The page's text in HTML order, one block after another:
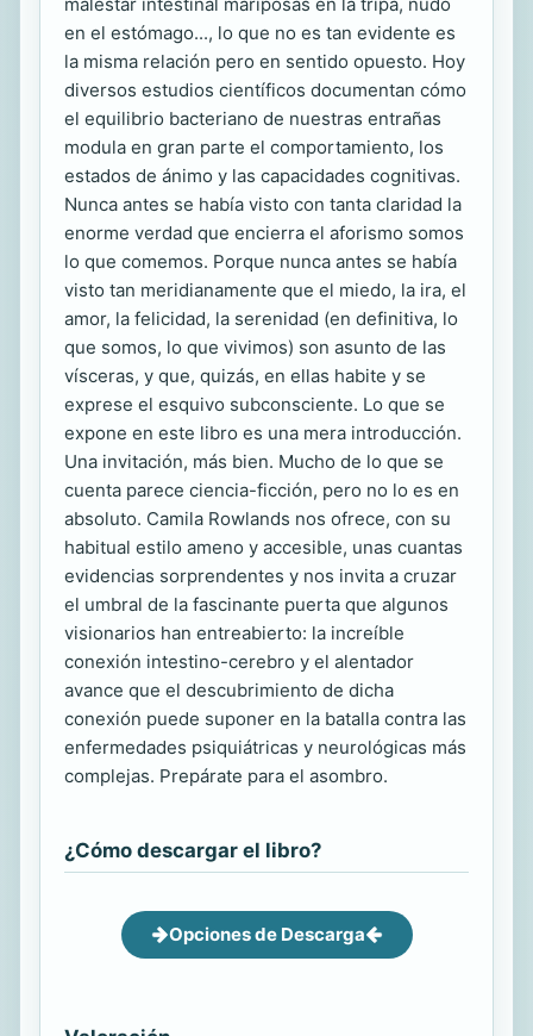
en el estómago..., lo que no es tan evidente es
la misma relación pero en sentido opuesto. Hoy
diversos estudios científicos documentan cómo
el equilibrio bacteriano de nuestras entrañas
modula en gran parte el comportamiento, los
estados de ánimo y las capacidades cognitivas.
Nunca antes se había visto con tanta claridad la
enorme verdad que encierra el aforismo somos
lo que comemos. Porque nunca antes se había
visto tan meridianamente que el miedo, la ira, el
amor, la felicidad, la serenidad (en definitiva, lo
que somos, lo que vivimos) son asunto de las
vísceras, y que, quizás, en ellas habite y se
exprese el esquivo subconsciente. Lo que se
expone en este libro es una mera introducción.
Una invitación, más bien. Mucho de lo que se
cuenta parece ciencia-ficción, pero no lo es en
absoluto. Camila Rowlands nos ofrece, con su
habitual estilo ameno y accesible, unas cuantas
evidencias sorprendentes y nos invita a cruzar
el umbral de la fascinante puerta que algunos
visionarios han entreabierto: la increíble
conexión intestino-cerebro y el alentador
avance que el descubrimiento de dicha
conexión puede suponer en la batalla contra las
enfermedades psiquiátricas y neurológicas más
complejas. Prepárate para el asombro.
¿Cómo descargar el libro?
Opciones de Descarga